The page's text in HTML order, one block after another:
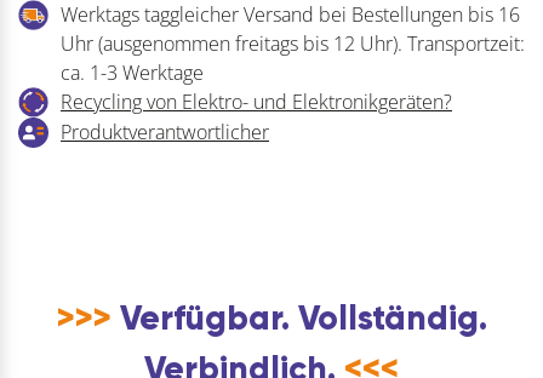
Werktags taggleicher Versand bei Bestellungen bis 16
Uhr (ausgenommen freitags bis 12 Uhr). Transportzeit:
ca. 1-3 Werktage
Recycling von Elektro- und Elektronikgeräten?
Produktverantwortlicher
>>> Verfügbar. Vollständig.
Verbindlich. <<<